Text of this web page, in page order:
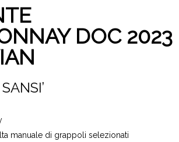
DOC 2023
manuale di grappoli selezionati